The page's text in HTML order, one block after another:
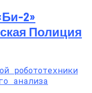
2»
Полиция